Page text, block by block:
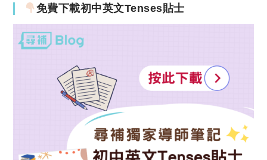
免費下載初中英文Tenses貼士